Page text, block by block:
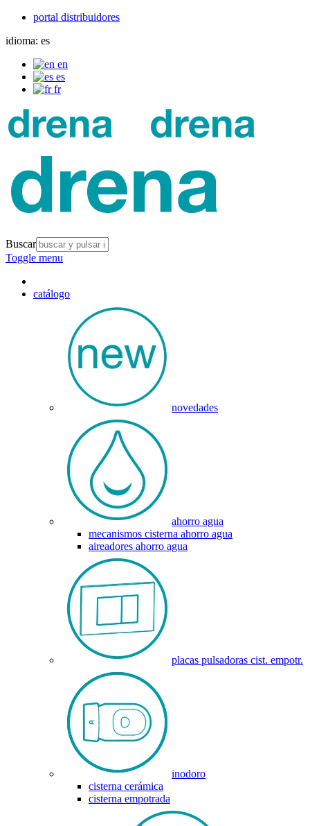
portal distribuidores
idioma: es
en
es
fr
Buscar
Toggle menu
catálogo
novedades
ahorro agua
mecanismos cisterna ahorro agua
aireadores ahorro agua
placas pulsadoras cist. empotr.
inodoro
cisterna cerámica
cisterna empotrada